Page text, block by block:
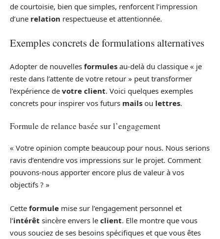
de courtoisie, bien que simples, renforcent l’impression
d’une relation respectueuse et attentionnée.
Exemples concrets de formulations alternatives
Adopter de nouvelles formules au-delà du classique « je
reste dans l’attente de votre retour » peut transformer
l’expérience de votre client. Voici quelques exemples
concrets pour inspirer vos futurs mails ou lettres.
Formule de relance basée sur l’engagement
« Votre opinion compte beaucoup pour nous. Nous serions
ravis d’entendre vos impressions sur le projet. Comment
pouvons-nous apporter encore plus de valeur à vos
objectifs ? »
Cette formule mise sur l’engagement personnel et
l’intérêt sincère envers le client. Elle montre que vous
vous souciez de ses besoins spécifiques et que vous êtes